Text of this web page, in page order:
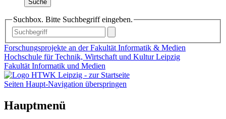
Suche
Suchbox. Bitte Suchbegriff eingeben.
Forschungsprojekte an der Fakultät Informatik & Medien
Hochschule für Technik, Wirtschaft und Kultur Leipzig
Fakultät Informatik und Medien
Seiten Haupt-Navigation überspringen
Hauptmenü